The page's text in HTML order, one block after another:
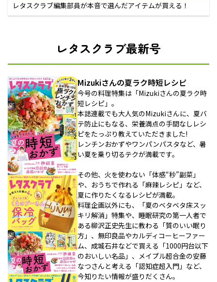
レタスクラブ編集部員が本音で選んだアイテムが買える！
レタスクラブ最新号
Mizukiさんの夏ラク時短レシピ
今号の料理特集は「Mizukiさんの夏ラク時
短レシピ」。
本誌連載でも大人気のMizukiさんに、夏バ
テ防止にもなる、栄養満点の手間なしレシ
ピをたっぷり教えていただきました!
レンチンおかずやワンパンパスタなど、暑
い夏を乗り切るテクが満載です。
その他、火を使わない「体感“秒”副菜」
や、おうちで作れる「麻辣レシピ」など、
夏に作りたくなるレシピが満載。
料理企画以外にも、「夏のベタベタ床スッ
キリ解消」特集や、睡眠研究の第一人者で
ある柳沢正史先生に教わる「質のいい眠り
方」、無印良品やカルディコーヒーファー
ム、成城石井などで買える「1000円台以下
のおいしい名品」、メイプル超合金の安藤
なつさんと考える「認知症超入門」など、
今知りたい情報が盛りだくさん。